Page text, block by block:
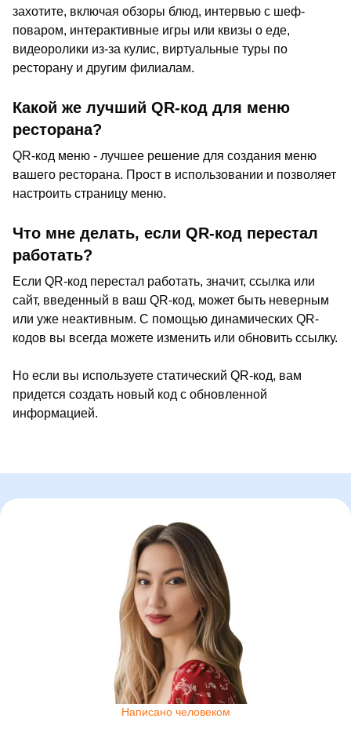
захотите, включая обзоры блюд, интервью с шеф-
поваром, интерактивные игры или квизы о еде,
видеоролики из-за кулис, виртуальные туры по
ресторану и другим филиалам.
Какой же лучший QR-код для меню
ресторана?
QR-код меню - лучшее решение для создания меню
вашего ресторана. Прост в использовании и позволяет
настроить страницу меню.
Что мне делать, если QR-код перестал
работать?
Если QR-код перестал работать, значит, ссылка или
сайт, введенный в ваш QR-код, может быть неверным
или уже неактивным. С помощью динамических QR-
кодов вы всегда можете изменить или обновить ссылку.
Но если вы используете статический QR-код, вам
придется создать новый код с обновленной
информацией.
Написано человеком